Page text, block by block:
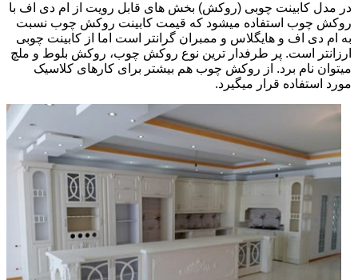
در مدل کابینت چوبی (روکش) بخش های قابل رویت از ام دی اف با
روکش چوب استفاده میشود که قیمت کابینت روکش چوب نسبت
به ام دی اف و هایگلاس و ممبران گرانتر است اما از کابینت چوبی
ارزانتر است. پر طرفدار ترین نوع روکش چوب، روکش بلوط و ملچ
میتوان نام برد. از روکش چوب هم بیشتر برای کارهای کلاسیک
مورد استفاده قرار میگیرد.